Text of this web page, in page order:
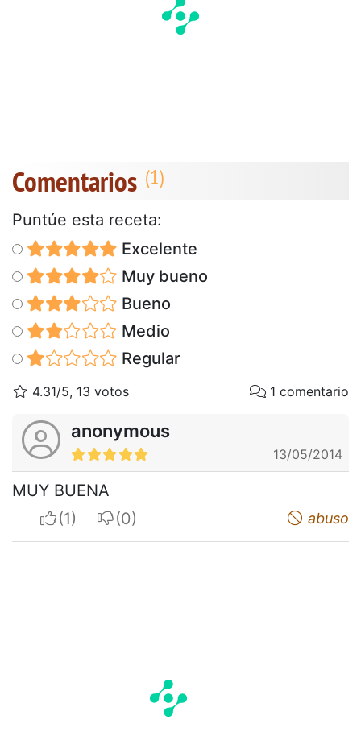
Comentarios
Puntúe esta receta:
Excelente
Muy bueno
Bueno
Medio
Regular
4.31/5, 13 votos 1 comentario
anonymous
13/05/2014
MUY BUENA
I apreciateI do not appreciate abuso